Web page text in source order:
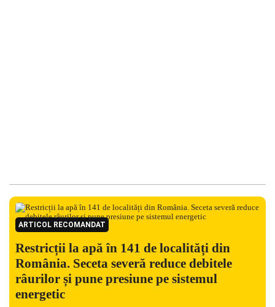
ARTICOL RECOMANDAT
Restricții la apă în 141 de localități din
România. Seceta severă reduce debitele
râurilor și pune presiune pe sistemul
energetic